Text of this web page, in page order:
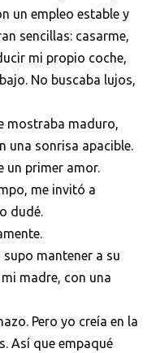
un empleo estable y
sencillas: casarme,
mi propio coche,
No buscaba lujos,
mostraba maduro,
una sonrisa apacible.
un primer amor.
me invitó a
dudé.
supo mantener a su
madre, con una
Pero yo creía en la
Así que empaqué